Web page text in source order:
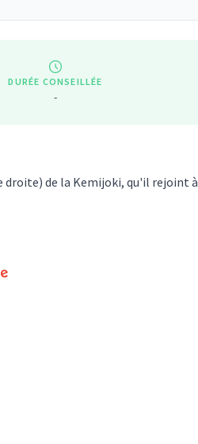
DURÉE CONSEILLÉE
-
droite) de la Kemijoki, qu'il rejoint à